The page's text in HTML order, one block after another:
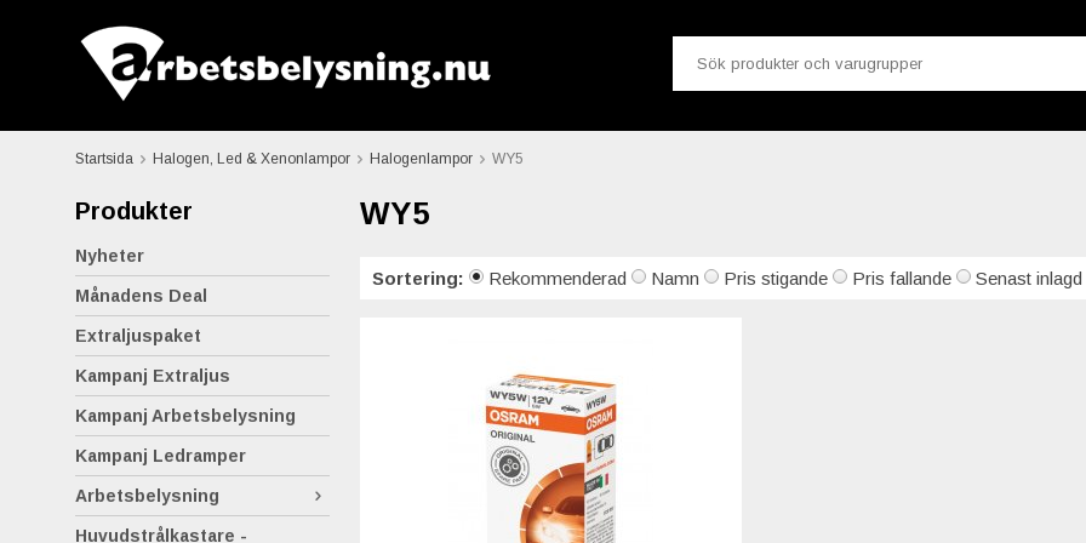
Startsida Halogen, Led & Xenonlampor Halogenlampor WY5
Produkter
Nyheter
Månadens Deal
Extraljuspaket
Kampanj Extraljus
Kampanj Arbetsbelysning
Kampanj Ledramper
Arbetsbelysning
Huvudstrålkastare -
WY5
Sortering: Rekommenderad Namn Pris stigande Pris fallande Senast inlagd